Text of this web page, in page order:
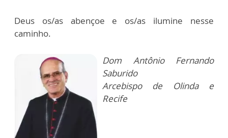
Deus os/as abençoe e os/as ilumine nesse
caminho.
Dom Antônio Fernando
Saburido
Arcebispo de Olinda e
Recife